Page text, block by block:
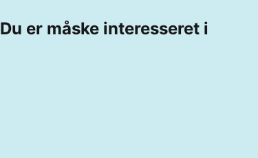
Du er måske interesseret i